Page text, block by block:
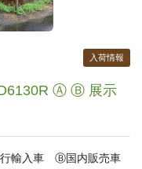
Ⓐ Ⓑ 展示
入荷情報
行輸入車 Ⓑ国内販売車